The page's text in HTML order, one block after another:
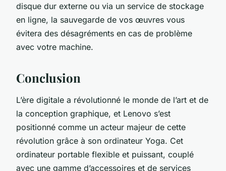
disque dur externe ou via un service de stockage
en ligne, la sauvegarde de vos œuvres vous
évitera des désagréments en cas de problème
avec votre machine.
Conclusion
L’ère digitale a révolutionné le monde de l’art et de
la conception graphique, et Lenovo s’est
positionné comme un acteur majeur de cette
révolution grâce à son ordinateur Yoga. Cet
ordinateur portable flexible et puissant, couplé
avec une gamme d’accessoires et de services